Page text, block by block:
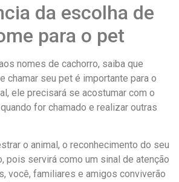
da escolha de
para o pet
nomes de cachorro, saiba que
chamar seu pet é importante para o
ele precisará se acostumar com o
for chamado e realizar outras
o animal, o reconhecimento do seu
pois servirá como um sinal de atenção
você, familiares e amigos conviverão